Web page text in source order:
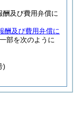
及び費用弁償に
酬及び費用弁償に
部を次のように
)